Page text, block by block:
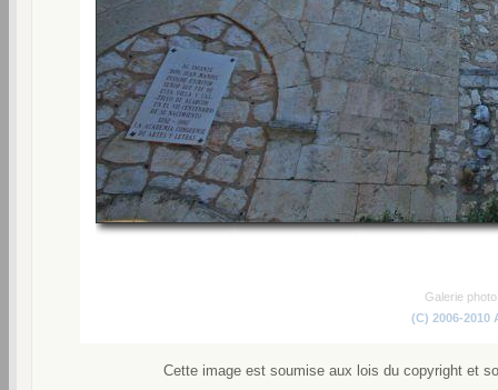
Galerie
(C) 2006-2010
Cette image est soumise aux lois du copyright et